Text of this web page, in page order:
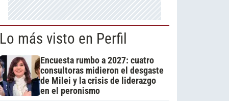
Lo más visto en Perfil
Encuesta rumbo a 2027: cuatro
consultoras midieron el desgaste
de Milei y la crisis de liderazgo
en el peronismo